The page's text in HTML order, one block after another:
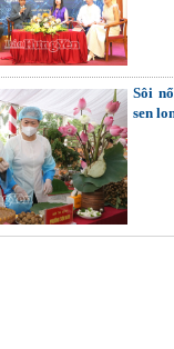
Sôi
sen